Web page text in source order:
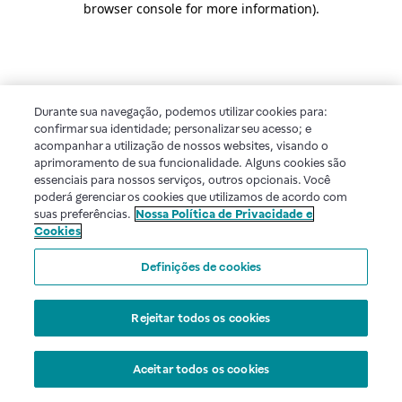
browser console for more information).
Durante sua navegação, podemos utilizar cookies para:
confirmar sua identidade; personalizar seu acesso; e
acompanhar a utilização de nossos websites, visando o
aprimoramento de sua funcionalidade. Alguns cookies são
essenciais para nossos serviços, outros opcionais. Você
poderá gerenciar os cookies que utilizamos de acordo com
suas preferências. Nossa Política de Privacidade e
Cookies
Definições de cookies
Rejeitar todos os cookies
Aceitar todos os cookies